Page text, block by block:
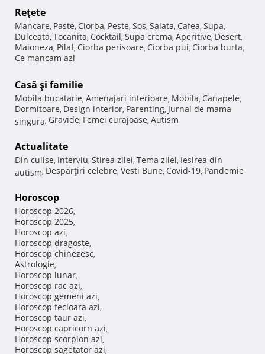
Reţete
Mancare, Paste, Ciorba, Peste, Sos, Salata, Cafea, Supa,
Dulceata, Tocanita, Cocktail, Supa crema, Aperitive, Desert,
Maioneza, Pilaf, Ciorba perisoare, Ciorba pui, Ciorba burta,
Ce mancam azi
Casă şi familie
Mobila bucatarie, Amenajari interioare, Mobila, Canapele,
Dormitoare, Design interior, Parenting, Jurnal de mama
singura, Gravide, Femei curajoase, Autism
Actualitate
Din culise, Interviu, Stirea zilei, Tema zilei, Iesirea din
autism, Despărţiri celebre, Vesti Bune, Covid-19, Pandemie
Horoscop
Horoscop 2026,
Horoscop 2025,
Horoscop azi,
Horoscop dragoste,
Horoscop chinezesc,
Astrologie,
Horoscop lunar,
Horoscop rac azi,
Horoscop gemeni azi,
Horoscop fecioara azi,
Horoscop taur azi,
Horoscop capricorn azi,
Horoscop scorpion azi,
Horoscop sagetator azi,